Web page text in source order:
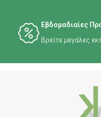
Εβδομαδιαίες
Βρείτε μεγάλες